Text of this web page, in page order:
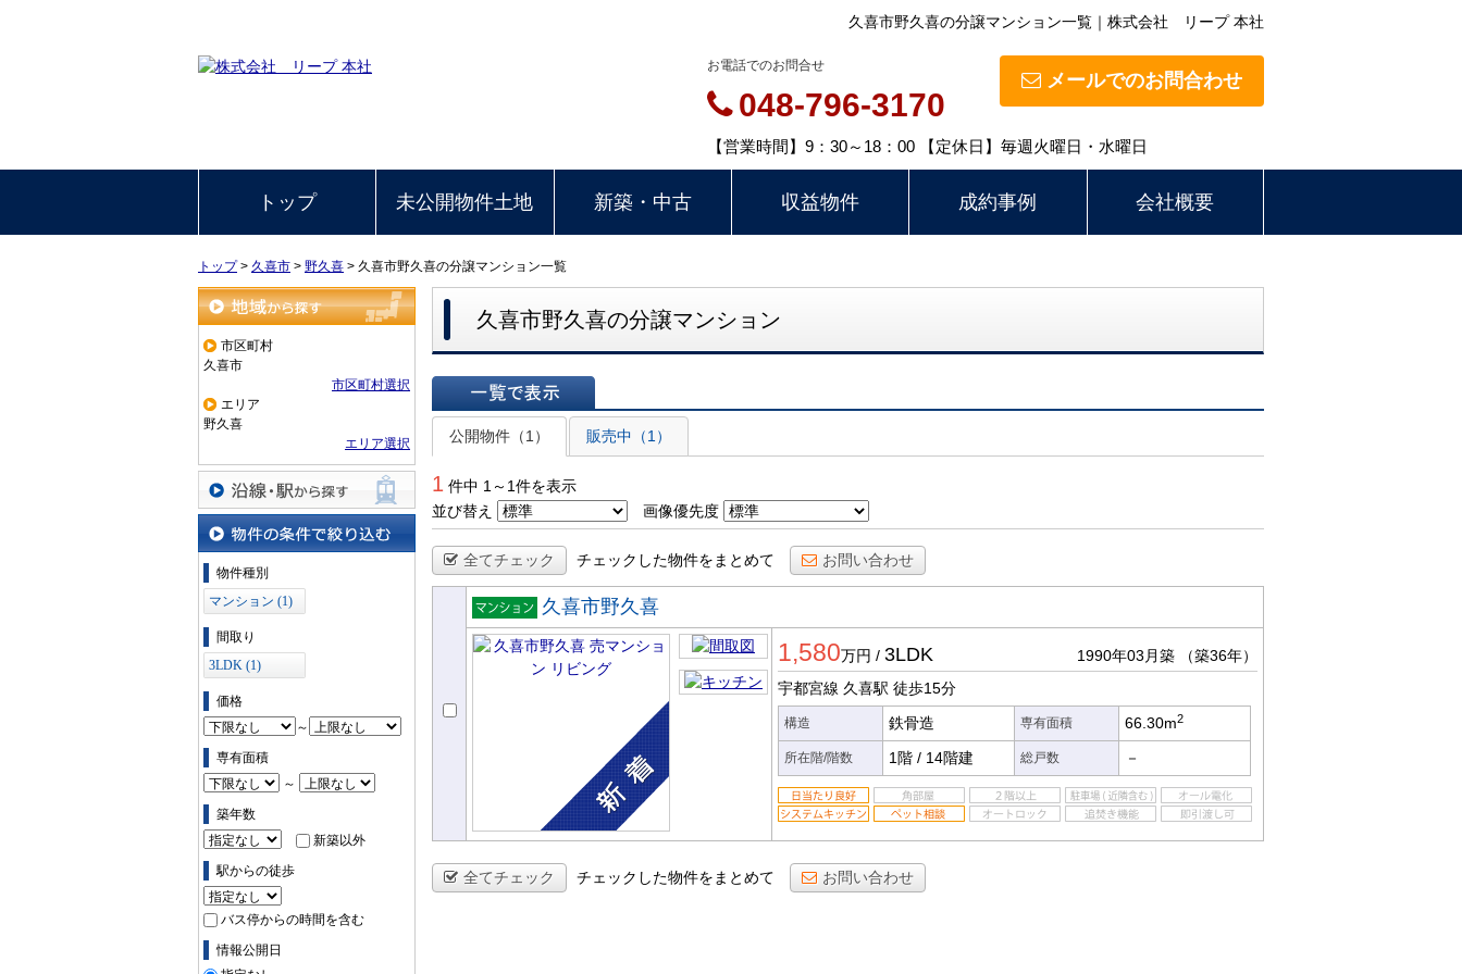
久喜市野久喜の分譲マンション一覧｜株式会社 リープ 本社
メールでのお問合わせ
お電話でのお問合せ
048-796-3170
【営業時間】9：30～18：00 【定休日】毎週火曜日・水曜日
トップ 未公開物件土地 新築・中古 収益物件 成約事例 会社概要
トップ> 久喜市 > 野久喜 > 久喜市野久喜の分譲マンション一覧
地域から探す
市区町村
久喜市
市区町村選択
エリア
野久喜
エリア選択
沿線・駅から探す
物件の条件で絞り込む
物件種別
マンション (1)
間取り
3LDK (1)
価格
～
専有面積
～
築年数
新築以外
駅からの徒歩
バス停からの時間を含む
情報公開日
久喜市野久喜の分譲マンション
一覧で表示
公開物件（1）
販売中（1）
1 件中 1～1件を表示
並び替え
画像優先度
全てチェック チェックした物件をまとめて お問い合わせ
売マンシ
ョン
久喜市野久喜
1,580万円 / 3LDK 1990年03月築
（築36年）
宇都宮線 久喜駅 徒歩15分
構造 鉄骨造 専有面積 66.30m2
所在階/階数 1階 / 14階建 総戸数 －
全てチェック チェックした物件をまとめて お問い合わせ